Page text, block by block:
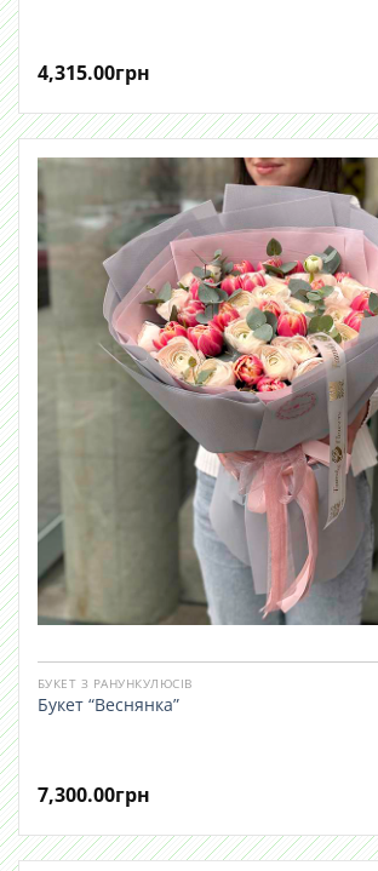
4,315.00грн
БУКЕТ З РАНУНКУЛЮСІВ
Букет “Веснянка”
7,300.00грн